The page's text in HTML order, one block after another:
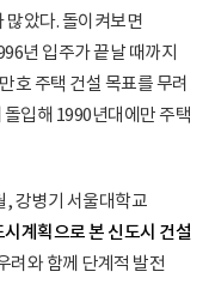
많았다. 돌이켜보면
년 입주가 끝날 때까지
호 주택 건설 목표를 무려
입해 1990년대에만 주택
, 강병기 서울대학교
시계획으로 본 신도시 건설
려와 함께 단계적 발전